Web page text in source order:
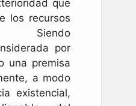
que
los recursos
Siendo
por
una premisa
a modo
existencial,